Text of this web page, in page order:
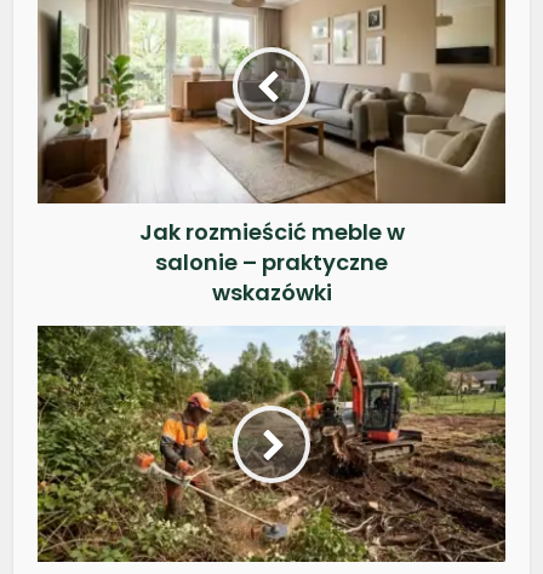
Jak rozmieścić meble w
salonie – praktyczne
wskazówki